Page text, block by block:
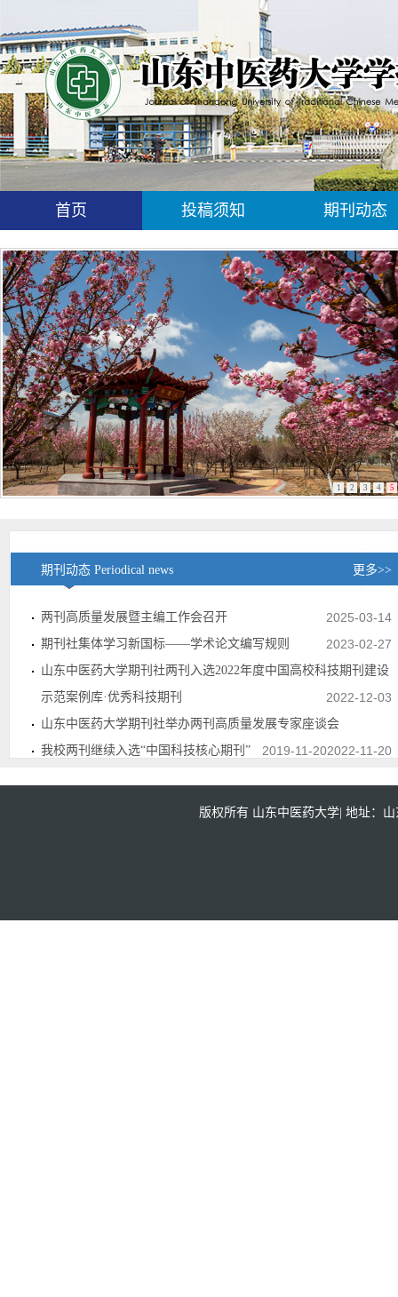
首页 投稿须知 期刊动态
1 2 3 4 5
期刊动态 Periodical news 更多>>
两刊高质量发展暨主编工作会召开 2025-03-14
期刊社集体学习新国标——学术论文编写规则 2023-02-27
山东中医药大学期刊社两刊入选2022年度中国高校科技期刊建设
示范案例库·优秀科技期刊
2022-12-03
山东中医药大学期刊社举办两刊高质量发展专家座谈会
2022-11-20
我校两刊继续入选“中国科技核心期刊” 2019-11-20
版权所有 山东中医药大学| 地址：